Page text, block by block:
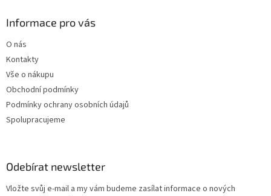
Informace pro vás
O nás
Kontakty
Vše o nákupu
Obchodní podmínky
Podmínky ochrany osobních údajů
Spolupracujeme
Odebírat newsletter
Vložte svůj e-mail a my vám budeme zasílat informace o nových